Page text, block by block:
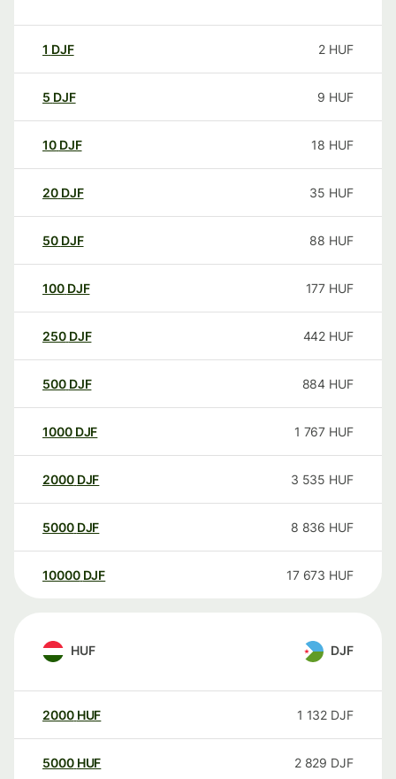
1 DJF 2 HUF
5 DJF 9 HUF
10 DJF 18 HUF
20 DJF 35 HUF
50 DJF 88 HUF
100 DJF 177 HUF
250 DJF 442 HUF
500 DJF 884 HUF
1000 DJF 1 767 HUF
2000 DJF 3 535 HUF
5000 DJF 8 836 HUF
10000 DJF 17 673 HUF
HUF DJF
2000 HUF 1 132 DJF
5000 HUF 2 829 DJF